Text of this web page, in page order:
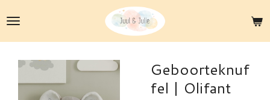
direct
naar
hoofdinhoud
Geboorteknuf
fel | Olifant